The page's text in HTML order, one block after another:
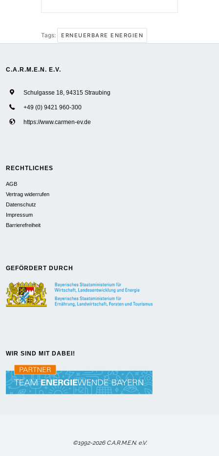
Tags: ERNEUERBARE ENERGIEN
C.A.R.M.E.N. E.V.
Schulgasse 18, 94315 Straubing
+49 (0) 9421 960-300
https://www.carmen-ev.de
RECHTLICHES
AGB
Vertrag widerrufen
Datenschutz
Impressum
Barrierefreiheit
GEFÖRDERT DURCH
WIR SIND MIT DABEI!
©1992-2026 C.A.R.M.E.N. e.V.